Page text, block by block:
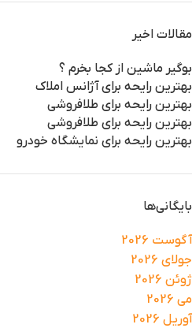
مقالات اخیر
بوگیر ماشین از کجا بخرم ؟
بهترین رایحه برای آژانس املاک
بهترین رایحه برای طلافروشی
بهترین رایحه برای طلافروشی
بهترین رایحه برای نمایشگاه خودرو
بایگانی‌ها
آگوست 2026
جولای 2026
ژوئن 2026
می 2026
آوریل 2026